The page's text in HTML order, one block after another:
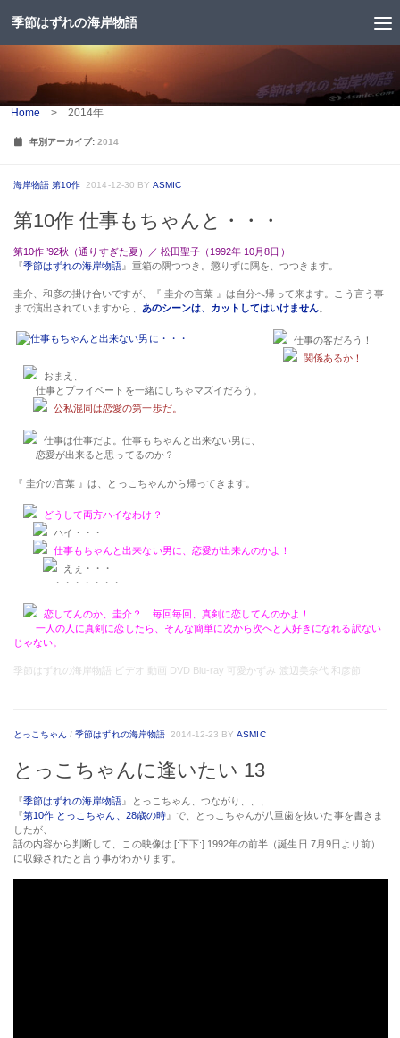
コンテンツへスキップ
季節はずれの海岸物語
Home > 2014年
年別アーカイブ:2014
海岸物語 第10作 2014-12-30 BY ASMIC
第10作 仕事もちゃんと・・・
第10作 ’92秋（通りすぎた夏）／ 松田聖子（1992年 10月8日）
『季節はずれの海岸物語 』重箱の隅つつき。懲りずに隅を、つつきます。
圭介、和彦の掛け合いですが、『 圭介の言葉 』は自分へ帰って来ます。こう言う事
まで演出されていますから、 あのシーンは、カットしてはいけません。
仕事の客だろう！
関係あるか！
おまえ、
仕事とプライベートを一緒にしちゃマズイだろう。
公私混同は恋愛の第一歩だ。
仕事は仕事だよ。仕事もちゃんと出来ない男に、
恋愛が出来ると思ってるのか？
『 圭介の言葉 』は、とっこちゃんから帰ってきます。
どうして両方ハイなわけ？
ハイ・・・
仕事もちゃんと出来ない男に、恋愛が出来んのかよ！
えぇ・・・
・・・・・・・
恋してんのか、圭介？ 毎回毎回、真剣に恋してんのかよ！
一人の人に真剣に恋したら、そんな簡単に次から次へと人好きになれる訳ない
じゃない。
季節はずれの海岸物語 ビデオ 動画 DVD Blu-ray 可愛かずみ 渡辺美奈代 和彦節
とっこちゃん /季節はずれの海岸物語 2014-12-23 BYASMIC
とっこちゃんに逢いたい 13
『季節はずれの海岸物語 』とっこちゃん、つながり、、、
『第10作 とっこちゃん、28歳の時』で、とっこちゃんが八重歯を抜いた事を書きま
したが、
話の内容から判断して、この映像は [:下下:] 1992年の前半（誕生日 7月9日より前）
に収録されたと言う事がわかります。